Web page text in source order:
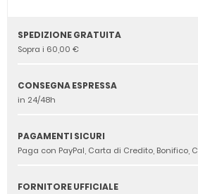
SPEDIZIONE GRATUITA
Sopra i 60,00 €
CONSEGNA ESPRESSA
in 24/48h
PAGAMENTI SICURI
Paga con PayPal, Carta di Credito, Bonifico,
FORNITORE UFFICIALE